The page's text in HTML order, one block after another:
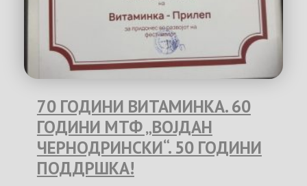
70 ГОДИНИ ВИТАМИНКА. 60
ГОДИНИ МТФ „ВОЈДАН
ЧЕРНОДРИНСКИ“. 50 ГОДИНИ
ПОДДРШКА!